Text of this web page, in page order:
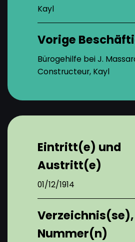
Kayl
Vorige
Bürogehilfe bei J.
Constructeur, Kayl
Eintritt(e) und
Austritt(e)
01/12/1914
Verzeichnis(se),
Nummer(n)